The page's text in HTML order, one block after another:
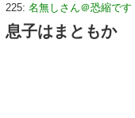
225: 名無しさん＠恐縮です
息子はまともか